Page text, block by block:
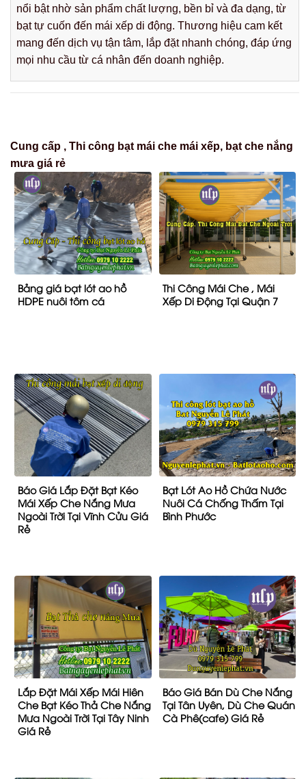
nổi bật nhờ sản phẩm chất lượng, bền bỉ và đa dạng, từ
bạt tự cuốn đến mái xếp di động. Thương hiệu cam kết
mang đến dịch vụ tận tâm, lắp đặt nhanh chóng, đáp ứng
mọi nhu cầu từ cá nhân đến doanh nghiệp.
Cung cấp , Thi công bạt mái che mái xếp, bạt che nắng
mưa giá rẻ
Bảng giá bạt lót ao hồ
HDPE nuôi tôm cá
Thi Công Mái Che , Mái
Xếp Di Động Tại Quận 7
Báo Giá Lắp Đặt Bạt Kéo
Mái Xếp Che Nắng Mưa
Ngoài Trời Tại Vĩnh Cửu Giá
Rẻ
Bạt Lót Ao Hồ Chứa Nước
Nuôi Cá Chống Thấm Tại
Bình Phước
Lắp Đặt Mái Xếp Mái Hiên
Che Bạt Kéo Thả Che Nắng
Mưa Ngoài Trời Tại Tây Ninh
Giá Rẻ
Báo Giá Bán Dù Che Nắng
Tại Tân Uyên, Dù Che Quán
Cà Phê(cafe) Giá Rẻ